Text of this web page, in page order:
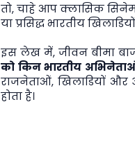
तो, चाहे आप क्लासिक
या प्रसिद्ध भारतीय
इस लेख में,जीवन बीमा
को किन भारतीय
राजनेताओं, खिलाडियों और
होता है।